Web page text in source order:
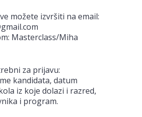
možete izvršiti na email:
Masterclass/Miha
za prijavu:
kandidata, datum
iz koje dolazi i razred,
i program.